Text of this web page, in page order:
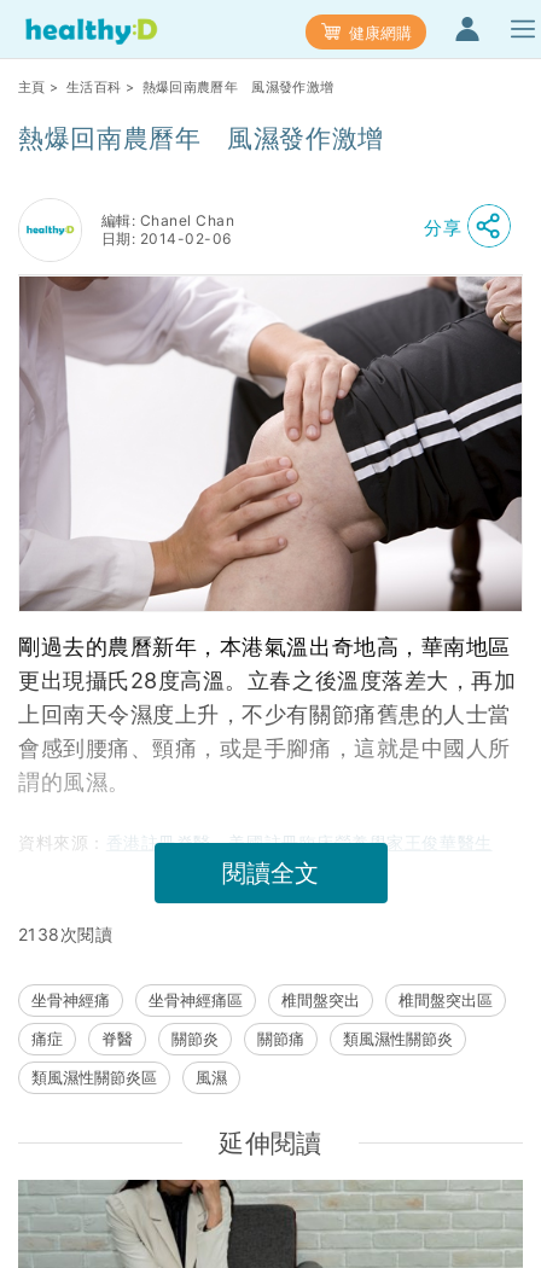
健康網購
主頁 > 生活百科 > 熱爆回南農曆年 風濕發作激增
熱爆回南農曆年 風濕發作激增
編輯: Chanel Chan
日期: 2014-02-06
分享
剛過去的農曆新年，本港氣溫出奇地高，華南地區
更出現攝氏28度高溫。立春之後溫度落差大，再加
上回南天令濕度上升，不少有關節痛舊患的人士當
會感到腰痛、頸痛，或是手腳痛，這就是中國人所
謂的風濕。
資料來源： 香港註冊脊醫、美國註冊臨床營養學家王俊華醫生
閱讀全文
2138次閱讀
坐骨神經痛 坐骨神經痛區 椎間盤突出
椎間盤突出區
痛症
脊醫 關節炎 關節痛
類風濕性關節炎
類風濕性關節炎區
風濕
延伸閱讀